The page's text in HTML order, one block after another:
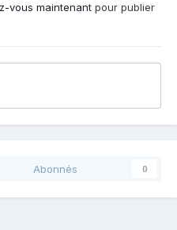
vous maintenant pour publier
Abonnés 0